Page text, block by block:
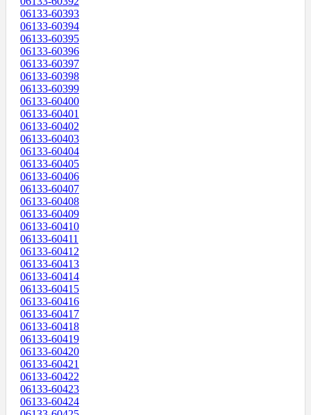
06133-60393
06133-60394
06133-60395
06133-60396
06133-60397
06133-60398
06133-60399
06133-60400
06133-60401
06133-60402
06133-60403
06133-60404
06133-60405
06133-60406
06133-60407
06133-60408
06133-60409
06133-60410
06133-60411
06133-60412
06133-60413
06133-60414
06133-60415
06133-60416
06133-60417
06133-60418
06133-60419
06133-60420
06133-60421
06133-60422
06133-60423
06133-60424